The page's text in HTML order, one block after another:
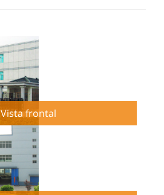
Vista frontal